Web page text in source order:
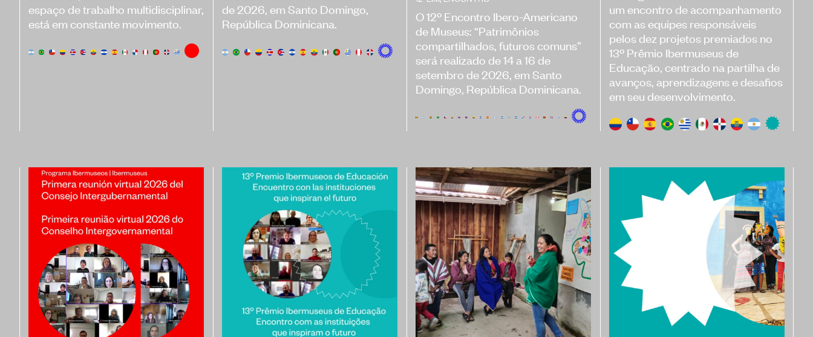
espaço de trabalho multidisciplinar,
está em constante movimento.
de 2026, em Santo Domingo,
República Dominicana.
O 12º Encontro Ibero-Americano
de Museus: “Patrimônios
compartilhados, futuros comuns”
será realizado de 14 a 16 de
setembro de 2026, em Santo
Domingo, República Dominicana.
um encontro de acompanhamento
com as equipes responsáveis
pelos dez projetos premiados no
13º Prêmio Ibermuseus de
Educação, centrado na partilha de
avanços, aprendizagens e desafios
em seu desenvolvimento.